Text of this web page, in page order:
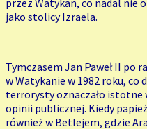
przez Watykan, co nadal nie
jako stolicy Izraela.
Tymczasem Jan Paweł II po
w Watykanie w 1982 roku,
terrorysty oznaczało istotne
opinii publicznej. Kiedy
również w Betlejem, gdzie